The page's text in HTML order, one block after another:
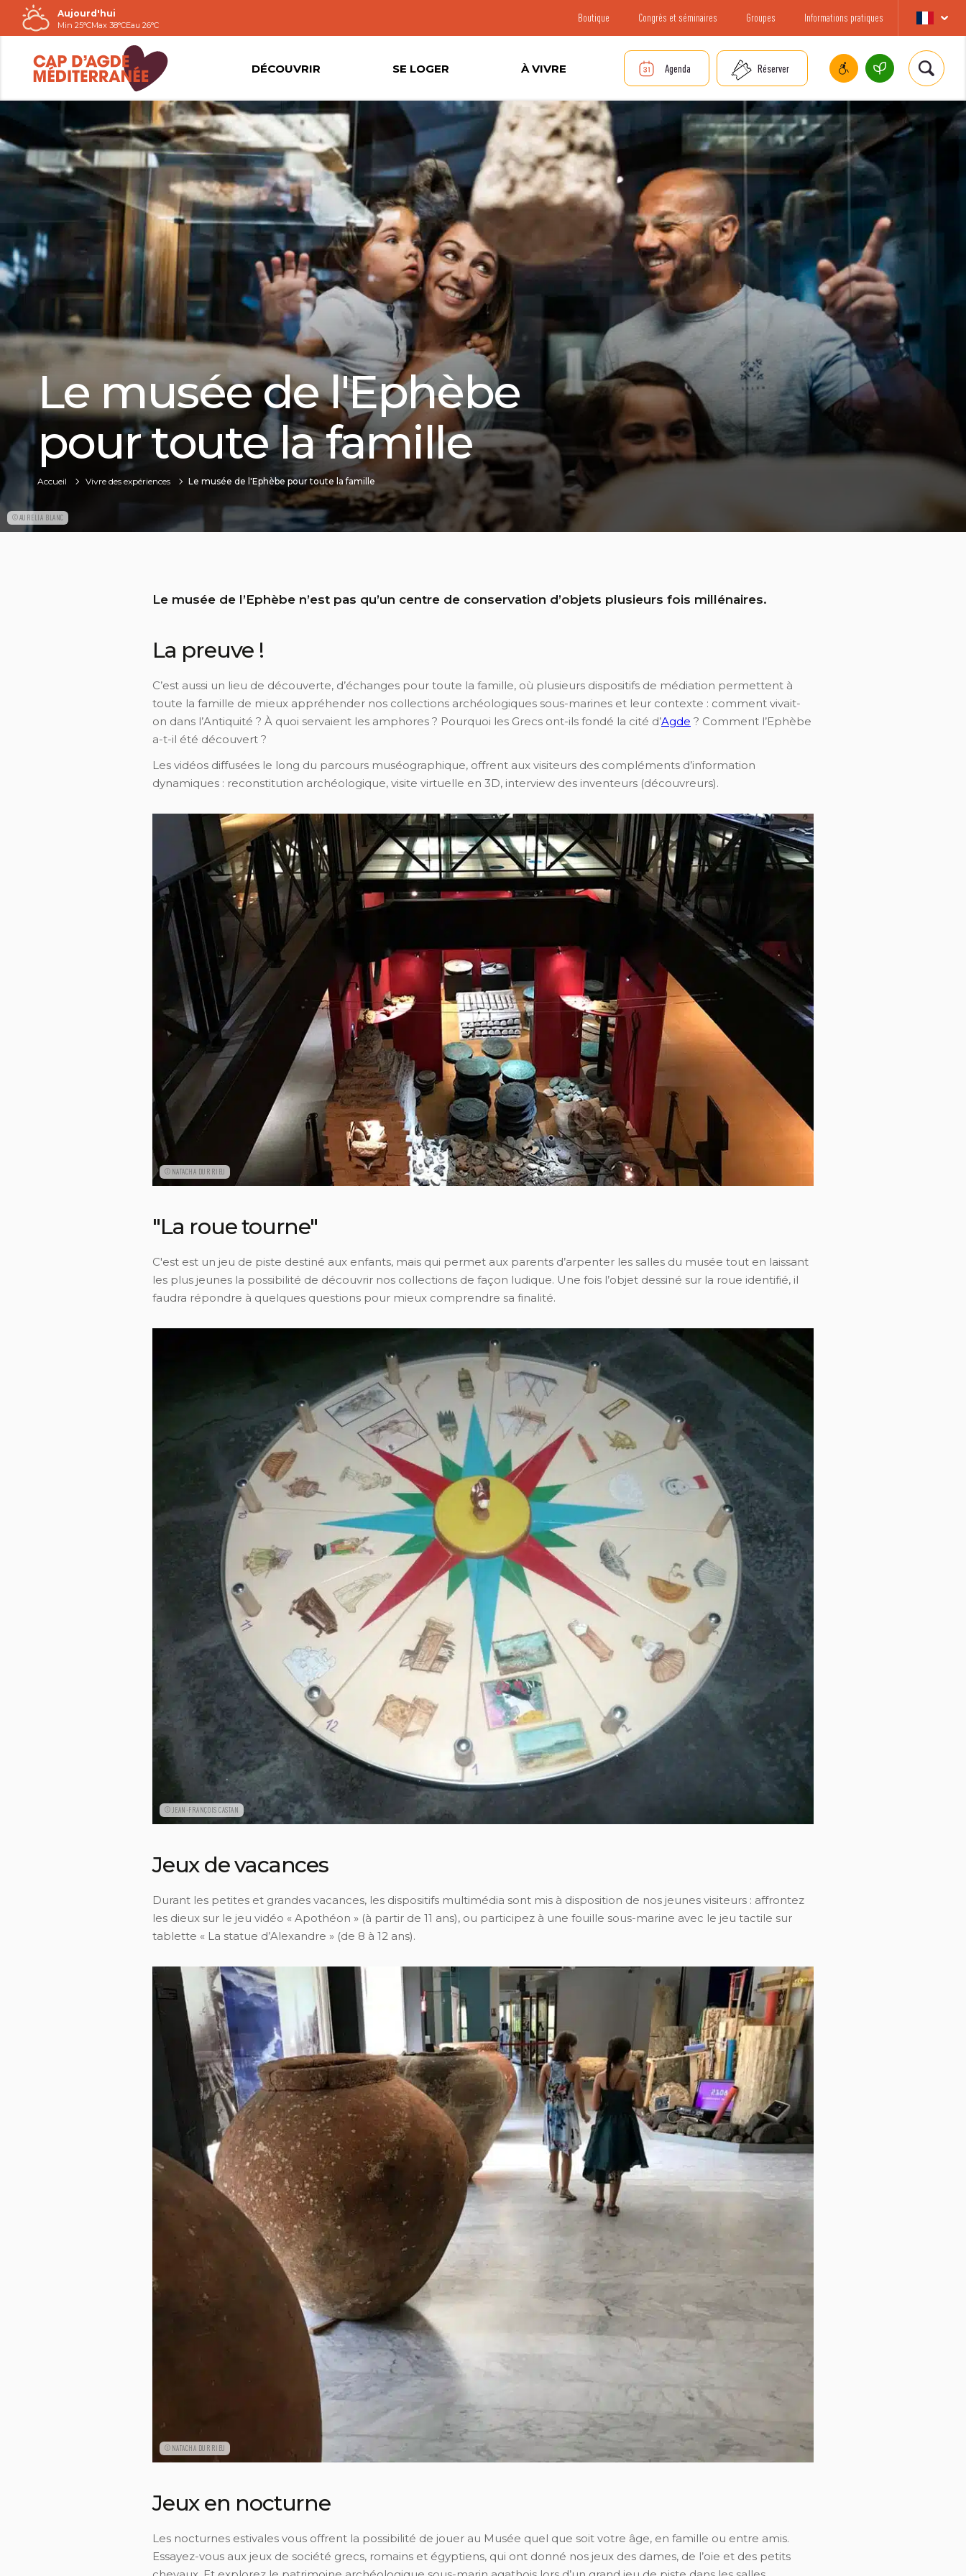
Passer
au
contenu
Aujourd'hui
Min 25°CMax 38°CEau 26°C
Boutique Congrès et séminaires Groupes Informations pratiques
DÉCOUVRIR SE LOGER À VIVRE Agenda Réserver
©AURELIA BLANC
Le musée de l'Ephèbe
pour toute la famille
Accueil Vivre des expériences Le musée de l'Ephèbe pour toute la famille
Le musée de l’Ephèbe n’est pas qu’un centre de conservation d’objets plusieurs fois millénaires.
La preuve !
C’est aussi un lieu de découverte, d’échanges pour toute la famille, où plusieurs dispositifs de médiation permettent à
toute la famille de mieux appréhender nos collections archéologiques sous-marines et leur contexte : comment vivait-
on dans l’Antiquité ? À quoi servaient les amphores ? Pourquoi les Grecs ont-ils fondé la cité d’Agde ? Comment l’Ephèbe
a-t-il été découvert ?
Les vidéos diffusées le long du parcours muséographique, offrent aux visiteurs des compléments d’information
dynamiques : reconstitution archéologique, visite virtuelle en 3D, interview des inventeurs (découvreurs).
©NATACHA DURRIEU
"La roue tourne"
C'est est un jeu de piste destiné aux enfants, mais qui permet aux parents d’arpenter les salles du musée tout en laissant
les plus jeunes la possibilité de découvrir nos collections de façon ludique. Une fois l’objet dessiné sur la roue identifié, il
faudra répondre à quelques questions pour mieux comprendre sa finalité.
©JEAN-FRANÇOIS CASTAN
Jeux de vacances
Durant les petites et grandes vacances, les dispositifs multimédia sont mis à disposition de nos jeunes visiteurs : affrontez
les dieux sur le jeu vidéo « Apothéon » (à partir de 11 ans), ou participez à une fouille sous-marine avec le jeu tactile sur
tablette « La statue d’Alexandre » (de 8 à 12 ans).
©NATACHA DURRIEU
Jeux en nocturne
Les nocturnes estivales vous offrent la possibilité de jouer au Musée quel que soit votre âge, en famille ou entre amis.
Essayez-vous aux jeux de société grecs, romains et égyptiens, qui ont donné nos jeux des dames, de l’oie et des petits